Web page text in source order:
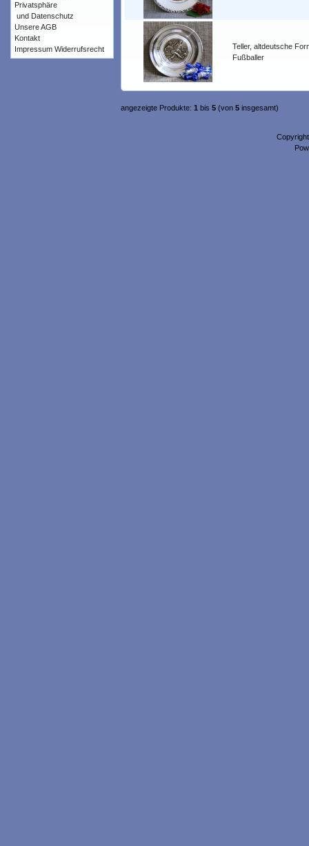
Teller, altdeutsche
Fußballer
angezeigte Produkte: 1 bis 5 (von 5 insgesamt)
Privatsphäre
und Datenschutz
Unsere AGB
Kontakt
Impressum Widerrufsrecht